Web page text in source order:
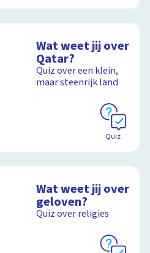
Wat weet jij over
Qatar?
Quiz over een klein,
maar steenrijk land
Quiz
Wat weet jij over
geloven?
Quiz over religies